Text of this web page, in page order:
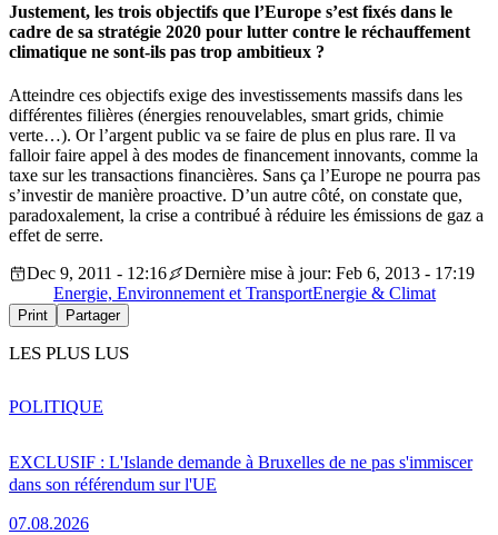
Justement, les trois objectifs que l’Europe s’est fixés dans le
cadre de sa stratégie 2020 pour lutter contre le réchauffement
climatique ne sont-ils pas trop ambitieux ?
Atteindre ces objectifs exige des investissements massifs dans les
différentes filières (énergies renouvelables, smart grids, chimie
verte…). Or l’argent public va se faire de plus en plus rare. Il va
falloir faire appel à des modes de financement innovants, comme la
taxe sur les transactions financières. Sans ça l’Europe ne pourra pas
s’investir de manière proactive. D’un autre côté, on constate que,
paradoxalement, la crise a contribué à réduire les émissions de gaz a
effet de serre.
Dec 9, 2011 - 12:16
Dernière mise à jour: Feb 6, 2013 - 17:19
Energie, Environnement et TransportEnergie & Climat
Print Partager
LES PLUS LUS
EXCLUSIF : L'Islande demande à Bruxelles de ne pas s'immiscer
dans son référendum sur l'UE
07.08.2026
POLITIQUE